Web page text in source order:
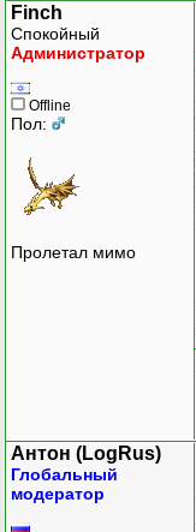
Finch
Спокойный
Администратор
Offline
Пол:
Пролетал мимо
Антон (LogRus)
Глобальный
модератор